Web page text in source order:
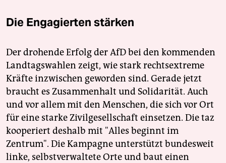
Die Engagierten stärken
Der drohende Erfolg der AfD bei den kommenden
Landtagswahlen zeigt, wie stark rechtsextreme
Kräfte inzwischen geworden sind. Gerade jetzt
braucht es Zusammenhalt und Solidarität. Auch
und vor allem mit den Menschen, die sich vor Ort
für eine starke Zivilgesellschaft einsetzen. Die taz
kooperiert deshalb mit "Alles beginnt im
Zentrum". Die Kampagne unterstützt bundesweit
linke, selbstverwaltete Orte und baut einen